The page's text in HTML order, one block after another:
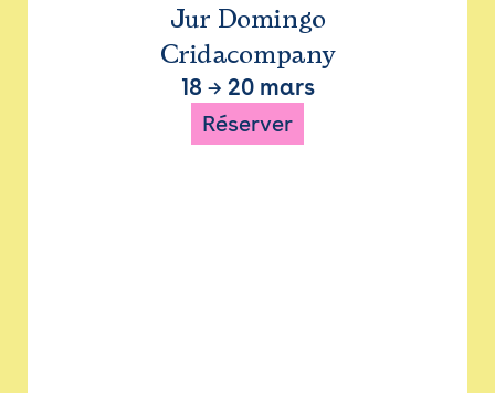
Jur Domingo
Cridacompany
18 → 20 mars
Réserver